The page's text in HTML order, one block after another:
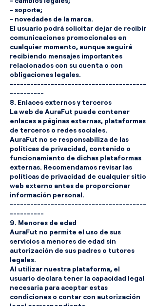
- soporte;
- novedades de la marca.
El usuario podrá solicitar dejar de recibir
comunicaciones promocionales en
cualquier momento, aunque seguirá
recibiendo mensajes importantes
relacionados con su cuenta o con
obligaciones legales.
----------------------------------------
----------
8. Enlaces externos y terceros
La web de AuraFut puede contener
enlaces a páginas externas, plataformas
de terceros o redes sociales.
AuraFut no se responsabiliza de las
políticas de privacidad, contenido o
funcionamiento de dichas plataformas
externas. Recomendamos revisar las
políticas de privacidad de cualquier sitio
web externo antes de proporcionar
información personal.
----------------------------------------
----------
9. Menores de edad
AuraFut no permite el uso de sus
servicios a menores de edad sin
autorización de sus padres o tutores
legales.
Al utilizar nuestra plataforma, el
usuario declara tener la capacidad legal
necesaria para aceptar estas
condiciones o contar con autorización